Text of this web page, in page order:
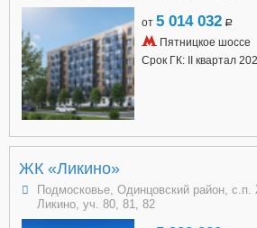
от 5 014 032 a
Пятницкое шоссе
Срок ГК: II квартал
ЖК «Ликино»
Подмосковье, Одинцовский район, с.п.
Ликино, уч. 80, 81, 82